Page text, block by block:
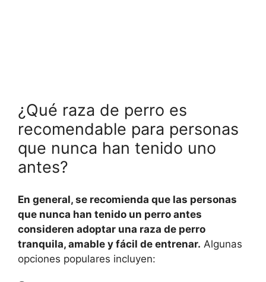
¿Qué raza de perro es
recomendable para personas
que nunca han tenido uno
antes?
En general, se recomienda que las personas
que nunca han tenido un perro antes
consideren adoptar una raza de perro
tranquila, amable y fácil de entrenar. Algunas
opciones populares incluyen: